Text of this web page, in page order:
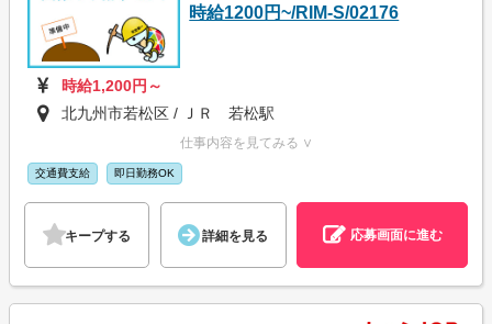
時給1200円~/RIM-S/02176
時給1,200円～
北九州市若松区 / ＪＲ 若松駅
仕事内容を見てみる ∨
交通費支給 即日勤務OK
キープする 詳細を見る 応募画面に進む